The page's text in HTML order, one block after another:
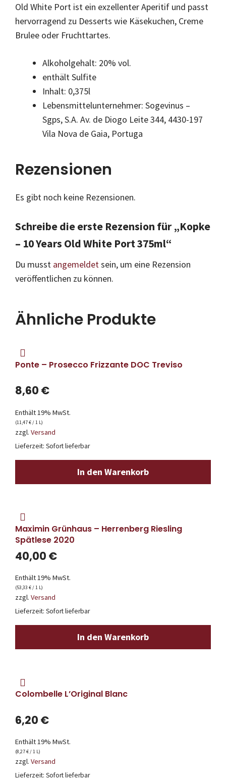
Old White Port ist ein exzellenter Aperitif und passt
hervorragend zu Desserts wie Käsekuchen, Creme
Brulee oder Fruchttartes.
Alkoholgehalt: 20% vol.
enthält Sulfite
Inhalt: 0,375l
Lebensmittelunternehmer: Sogevinus –
Sgps, S.A. Av. de Diogo Leite 344, 4430-197
Vila Nova de Gaia, Portuga
Rezensionen
Es gibt noch keine Rezensionen.
Schreibe die erste Rezension für „Kopke
– 10 Years Old White Port 375ml“
Du musst angemeldetsein, um eine Rezension
veröffentlichen zu können.
Ähnliche Produkte
Ponte – Prosecco Frizzante DOC Treviso
8,60 €
Enthält 19% MwSt.
(11,47€/ 1 L)
zzgl. Versand
Lieferzeit: Sofort lieferbar
In den Warenkorb
Maximin Grünhaus – Herrenberg Riesling
Spätlese 2020
40,00 €
Enthält 19% MwSt.
(53,33 €/ 1 L)
zzgl. Versand
Lieferzeit: Sofort lieferbar
In den Warenkorb
Colombelle L’Original Blanc
6,20 €
Enthält 19% MwSt.
(8,27€/ 1 L)
zzgl. Versand
Lieferzeit: Sofort lieferbar